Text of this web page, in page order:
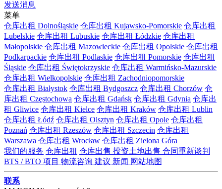
发送消息
菜单
仓库出租 Dolnośląskie 仓库出租 Kujawsko-Pomorskie 仓库出租
Lubelskie 仓库出租 Lubuskie 仓库出租 Łódzkie 仓库出租
Małopolskie 仓库出租 Mazowieckie 仓库出租 Opolskie 仓库出租
Podkarpackie 仓库出租 Podlaskie 仓库出租 Pomorskie 仓库出租
Śląskie 仓库出租 Świętokrzyskie 仓库出租 Warmińsko-Mazurskie
仓库出租 Wielkopolskie 仓库出租 Zachodniopomorskie
仓库出租 Białystok 仓库出租 Bydgoszcz 仓库出租 Chorzów 仓
库出租 Częstochowa 仓库出租 Gdańsk 仓库出租 Gdynia 仓库出
租 Gliwice 仓库出租 Kielce 仓库出租 Kraków 仓库出租 Lublin
仓库出租 Łódź 仓库出租 Olsztyn 仓库出租 Opole 仓库出租
Poznań 仓库出租 Rzeszów 仓库出租 Szczecin 仓库出租
Warszawa 仓库出租 Wrocław 仓库出租 Zielona Góra
我们的服务 仓库出租 仓库出售 投资土地出售 合同重新谈判
BTS / BTO 项目 物流咨询 建议 新闻 网站地图
联系